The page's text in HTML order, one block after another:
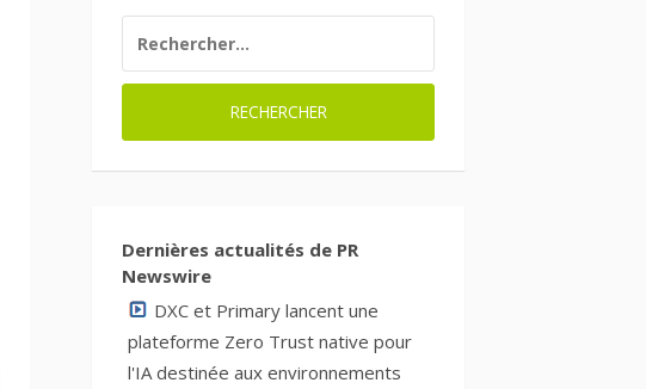
Dernières actualités de PR
Newswire
DXC et Primary lancent une
plateforme Zero Trust native pour
l'IA destinée aux environnements